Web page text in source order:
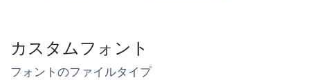
カスタムフォント
フォントのファイルタイプ